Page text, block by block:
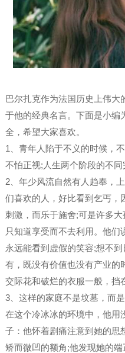
巴尔扎克作为法国历史上伟大
于他的经典名言。下面是小编
全，希望大家喜欢。
1、青年人陷于不义的时候，
不怕正视;人生两个阶段的不同
2、年少风流自然有人趋奉，
们喜欢的人，好比看到乞丐，
刺激，而乐于施舍;可是许多
只知道享受而不去利用。他们
永远能看到虚假的笑容;想不
有，既没有价值也没有产业的
交际花和破烂的衣服一般，挡
3、这样的家庭不是坟墓，而
在这个冷冰冰的环境中，他用
子：他怀着剧痛注意到她的思
矫而微凹的额角;他发现她的